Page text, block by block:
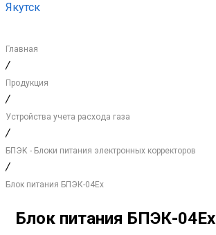
Якутск
Главная
/
Продукция
/
Устройства учета расхода газа
/
БПЭК - Блоки питания электронных корректоров
/
Блок питания БПЭК-04Ех
Блок питания БПЭК-04Ех